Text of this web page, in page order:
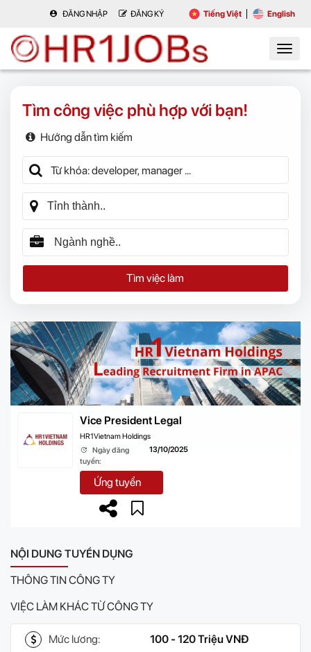
ĐĂNG NHẬP ĐĂNG KÝ Tiếng Việt English
Tìm công việc phù hợp với bạn!
Hướng dẫn tìm kiếm
Tìm việc làm
Vice President Legal
HR1Vietnam Holdings
Ngày đăng
tuyển:
13/10/2025
Ứng tuyển
NỘI DUNG TUYỂN DỤNG
THÔNG TIN CÔNG TY
VIỆC LÀM KHÁC TỪ CÔNG TY
Mức lương:
100 - 120 Triệu VNĐ